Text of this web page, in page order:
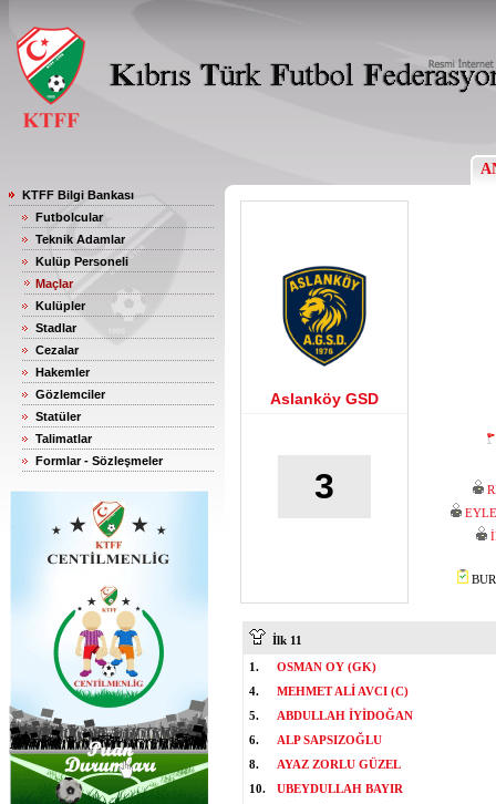
KTFF Bilgi Bankası
Futbolcular
Teknik Adamlar
Kulüp Personeli
Maçlar
Kulüpler
Stadlar
Cezalar
Hakemler
Gözlemciler
Statüler
Talimatlar
Formlar - Sözleşmeler
Aslanköy GSD
3
İlk 11
1.
OSMAN OY (GK)
4.
MEHMET ALİ AVCI (C)
5.
ABDULLAH İYİDOĞAN
6.
ALP SAPSIZOĞLU
8.
AYAZ ZORLU GÜZEL
10.
UBEYDULLAH BAYIR